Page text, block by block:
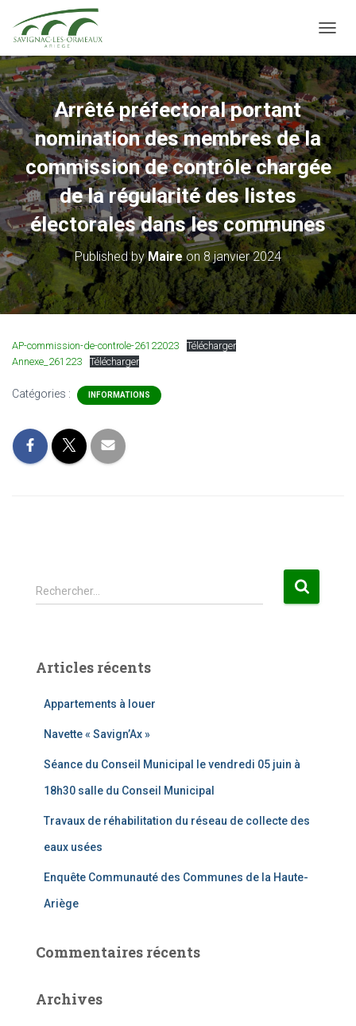
Arrêté préfectoral portant
nomination des membres de la
commission de contrôle chargée
de la régularité des listes
électorales dans les communes
Published byMaire on 8 janvier 2024
AP-commission-de-controle-26122023
Télécharger
Annexe_261223
Télécharger
Catégories : INFORMATIONS
R
e
r
Rechercher…
Articles récents
Appartements à louer
Navette « Savign’Ax »
Séance du Conseil Municipal le vendredi 05 juin à
18h30 salle du Conseil Municipal
Travaux de réhabilitation du réseau de collecte des
eaux usées
Enquête Communauté des Communes de la Haute-
Ariège
Commentaires récents
Archives